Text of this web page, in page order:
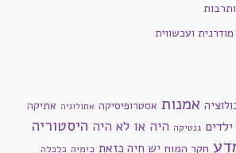
ועכשווית
אמנות אסטרופיסיקה אתולוגיה אתיקה
גנטיקה היה או לא היה היסטוריה
חקר המוח יש חיה כזאת כימיה כלכלה